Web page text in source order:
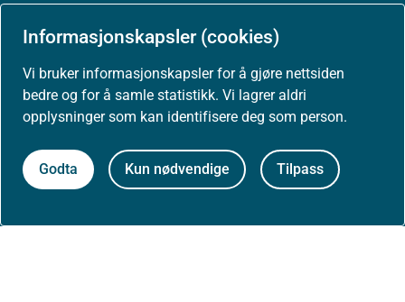
Informasjonskapsler (cookies)
Vi bruker informasjonskapsler for å gjøre nettsiden
bedre og for å samle statistikk. Vi lagrer aldri
opplysninger som kan identifisere deg som person.
Godta Kun nødvendige Tilpass
Aktuelt
Nyheter
Arrangementer